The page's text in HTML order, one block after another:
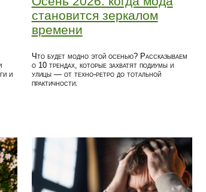
и
становится зеркалом
времени
Что будет модно этой осенью? Рассказываем
о 10 трендах, которые захватят подиумы и
улицы — от техно-ретро до тотальной
практичности.